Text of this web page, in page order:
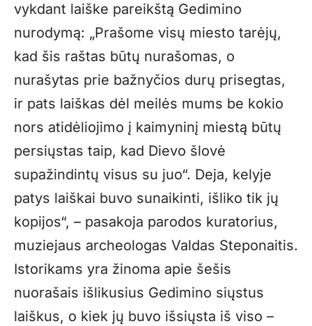
vykdant laiške pareikštą Gedimino
nurodymą: „Prašome visų miesto tarėjų,
kad šis raštas būtų nurašomas, o
nurašytas prie bažnyčios durų prisegtas,
ir pats laiškas dėl meilės mums be kokio
nors atidėliojimo į kaimyninį miestą būtų
persiųstas taip, kad Dievo šlovė
supažindintų visus su juo“. Deja, kelyje
patys laiškai buvo sunaikinti, išliko tik jų
kopijos“, – pasakoja parodos kuratorius,
muziejaus archeologas Valdas Steponaitis.
Istorikams yra žinoma apie šešis
nuorašais išlikusius Gedimino siųstus
laiškus, o kiek jų buvo išsiųsta iš viso –